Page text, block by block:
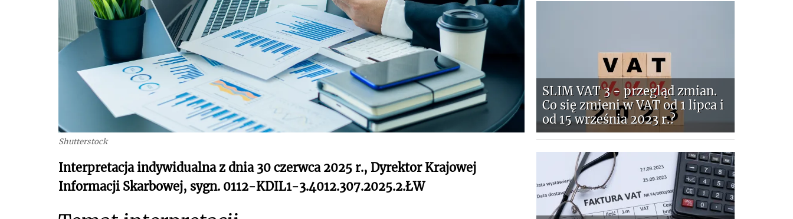
Shutterstock
Interpretacja indywidualna z dnia 30 czerwca 2025 r., Dyrektor Krajowej
Informacji Skarbowej, sygn. 0112-KDIL1-3.4012.307.2025.2.ŁW
SLIM VAT 3 - przegląd zmian.
Co się zmieni w VAT od 1 lipca i
od 15 września 2023 r.?